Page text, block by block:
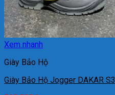
Xem nhanh
Giày Bảo Hộ
Giày Bảo Hộ Jogger DAKAR S3